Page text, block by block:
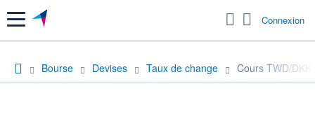
Menu Connexion
Bourse Devises Taux de change Cours TWD/DKK